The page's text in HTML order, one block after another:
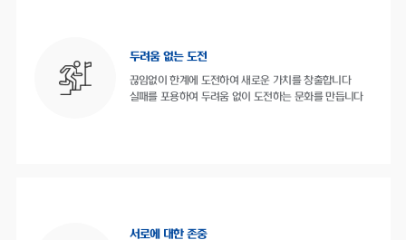
두려움 없는 도전
끊임없이 한계에 도전하여 새로운 가치를 창출합니다
실패를 포용하여 두려움 없이 도전하는 문화를 만듭니다
서로에 대한 존중